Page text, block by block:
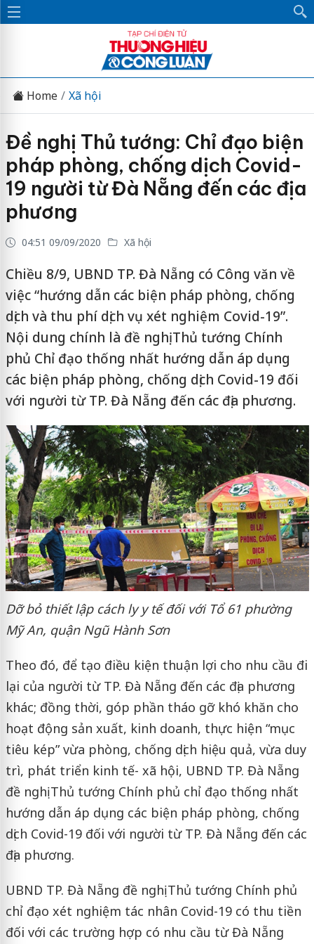
Home Xã hội
Đề nghị Thủ tướng: Chỉ đạo biện
pháp phòng, chống dịch Covid-
19 người từ Đà Nẵng đến các địa
phương
04:51 09/09/2020 Xã hội
Chiều 8/9, UBND TP. Đà Nẵng có Công văn về
việc “hướng dẫn các biện pháp phòng, chống
dịch và thu phí dịch vụ xét nghiệm Covid-19”.
Nội dung chính là đề nghị Thủ tướng Chính
phủ Chỉ đạo thống nhất hướng dẫn áp dụng
các biện pháp phòng, chống dịch Covid-19 đối
với người từ TP. Đà Nẵng đến các địa phương.
Dỡ bỏ thiết lập cách ly y tế đối với Tổ 61 phường
Mỹ An, quận Ngũ Hành Sơn
Theo đó, để tạo điều kiện thuận lợi cho nhu cầu đi
lại của người từ TP. Đà Nẵng đến các địa phương
khác; đồng thời, góp phần tháo gỡ khó khăn cho
hoạt động sản xuất, kinh doanh, thực hiện “mục
tiêu kép” vừa phòng, chống dịch hiệu quả, vừa duy
trì, phát triển kinh tế- xã hội, UBND TP. Đà Nẵng
đề nghị Thủ tướng Chính phủ chỉ đạo thống nhất
hướng dẫn áp dụng các biện pháp phòng, chống
dịch Covid-19 đối với người từ TP. Đà Nẵng đến các
địa phương.
UBND TP. Đà Nẵng đề nghị Thủ tướng Chính phủ
chỉ đạo xét nghiệm tác nhân Covid-19 có thu tiền
đối với các trường hợp có nhu cầu từ Đà Nẵng